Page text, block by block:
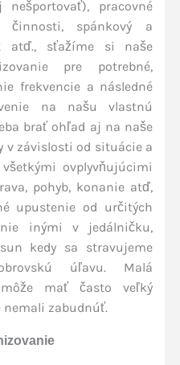
pracovné
činnosti, spánkový a
atď., sťažíme si naše
pre potrebné,
frekvencie a následné
na našu vlastnú
brať ohľad aj na naše
v závislosti od situácie a
ovplyvňujúcimi
pohyb, konanie atď,
upustenie od určitých
inými v jedálničku,
kedy sa stravujeme
úľavu. Malá
mať často veľký
nemali zabudnúť.